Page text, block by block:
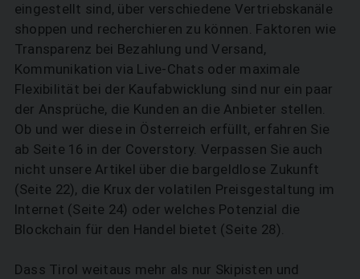
eingestellt sind, über verschiedene Vertriebskanäle
shoppen und recherchieren zu können. Faktoren wie
Transparenz bei Bezahlung und Versand,
Kommunikation via Live-Chats oder maximale
Flexibilität bei der Kaufabwicklung sind nur ein paar
der Ansprüche, die Kunden an die Anbieter stellen.
Ob und wer diese in Österreich erfüllt, erfahren Sie
ab Seite 16 in der Coverstory. Verpassen Sie auch
nicht unsere Artikel über die bargeldlose Zukunft
(Seite 22), die Krux der volatilen Preisgestaltung im
Internet (Seite 24) oder welches Potenzial die
Blockchain für den Handel bietet (Seite 28).
Dass Tirol weitaus mehr als nur Skipisten und